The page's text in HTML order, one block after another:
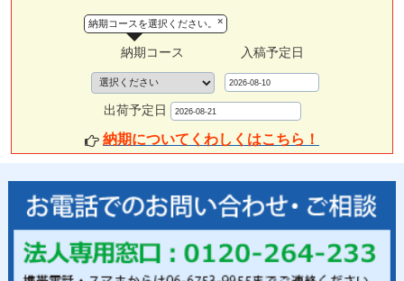
×
納期コースを選択ください。
納期コース 入稿予定日
出荷予定日
納期についてくわしくはこちら！